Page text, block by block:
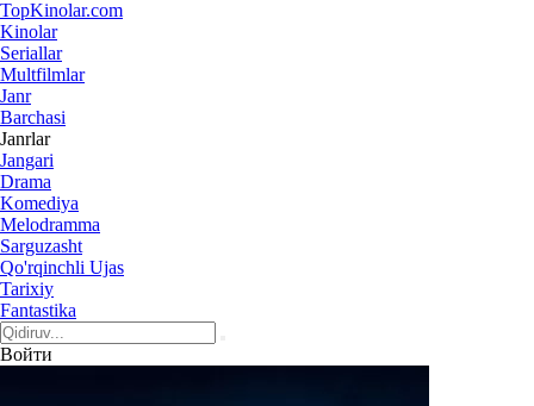
TopKinolar.com
Kinolar
Seriallar
Multfilmlar
Janr
Barchasi
Janrlar
Jangari
Drama
Komediya
Melodramma
Sarguzasht
Qo'rqinchli Ujas
Tarixiy
Fantastika
Войти